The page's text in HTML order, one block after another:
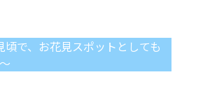
で、お花見スポットとしても